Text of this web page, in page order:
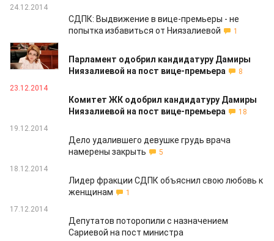
24.12.2014
СДПК: Выдвижение в вице-премьеры - не
попытка избавиться от Ниязалиевой
1
24.12.2014
Парламент одобрил кандидатуру Дамиры
Ниязалиевой на пост вице-премьера
8
23.12.2014
Комитет ЖК одобрил кандидатуру Дамиры
Ниязалиевой на пост вице-премьера
18
19.12.2014
Дело удалившего девушке грудь врача
намерены закрыть
5
18.12.2014
Лидер фракции СДПК объяснил свою любовь к
женщинам
1
17.12.2014
Депутатов поторопили с назначением
Сариевой на пост министра